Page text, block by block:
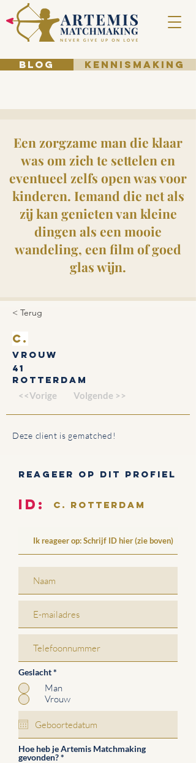
BLOG KENNISMAKING
Een zorgzame man die klaar
was om zich te settelen en
eventueel zelfs open was voor
kinderen. Iemand die net als
zij kan genieten van kleine
dingen als een mooie
wandeling, een film of goed
glas wijn.
< Terug
C.
Vrouw
41
Rotterdam
<<Vorige Volgende >>
Deze client is gematched!
Reageer op dit profiel
ID: C. Rotterdam
Geslacht*
Man
Vrouw
Hoe heb je Artemis Matchmaking
gevonden?*